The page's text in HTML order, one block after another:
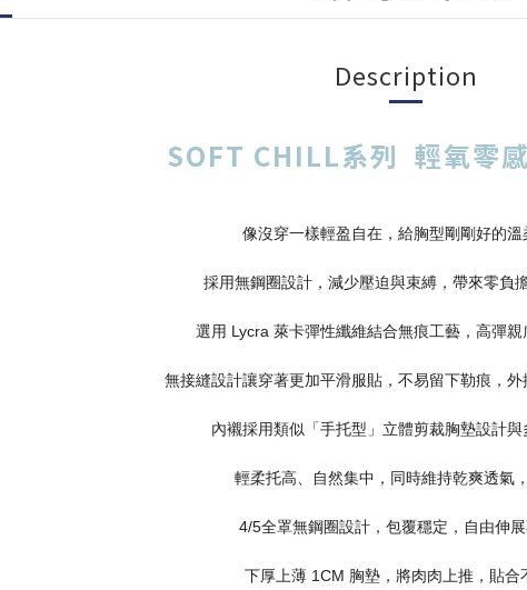
Description
SOFT CHILL系列 輕氧零
像沒穿一樣輕盈自在，給胸型剛剛好的溫
採用無鋼圈設計，減少壓迫與束縛，帶來零負
選用 Lycra 萊卡彈性纖維結合無痕工藝，高彈
無接縫設計讓穿著更加平滑服貼，不易留下勒痕，
內襯採用類似「手托型」立體剪裁胸墊設計
輕柔托高、自然集中，同時維持乾爽透氣
4/5全罩無鋼圈設計，包覆穩定，自由伸
下厚上薄 1CM 胸墊，將肉肉上推，貼合